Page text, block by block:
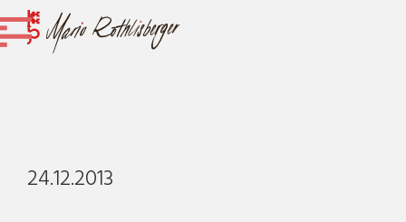
24.12.2013